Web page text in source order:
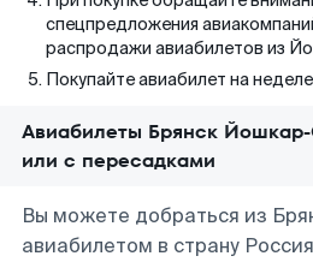
спецпредложения
распродажи авиабилетов из
Покупайте авиабилет на
Авиабилеты Брянск
или с пересадками
Вы можете добраться из
авиабилетом в страну